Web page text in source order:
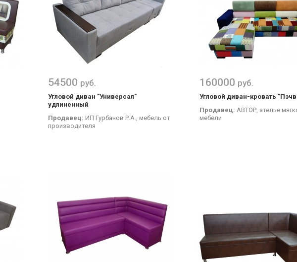
54500 руб.
Угловой диван "Универсал"
удлиненный
Продавец: ИП Гурбанов Р.А., мебель от
производителя
160000 руб.
Угловой диван-кровать
Продавец: АВТОР, ателье
мебели